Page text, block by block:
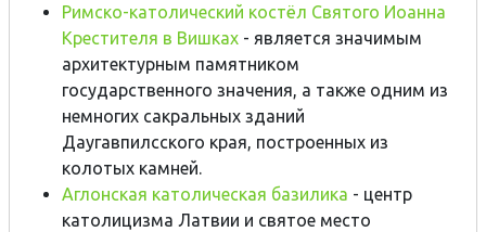
Римско-католический костёл Святого Иоанна
Крестителя в Вишках - является значимым
архитектурным памятником
государственного значения, а также одним из
немногих сакральных зданий
Даугавпилсского края, построенных из
колотых камней.
Аглонская католическая базилика - центр
католицизма Латвии и святое место